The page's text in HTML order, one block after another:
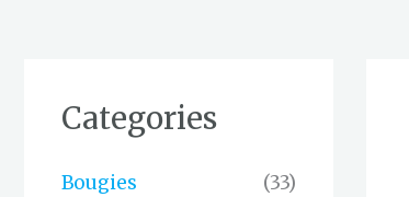
Categories
Bougies
(33)